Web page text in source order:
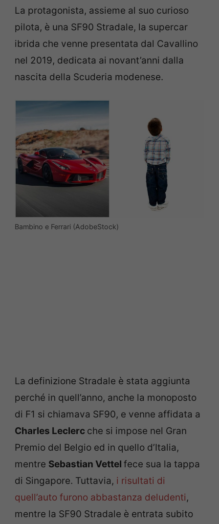
La protagonista, assieme al suo curioso
pilota, è una SF90 Stradale, la supercar
ibrida che venne presentata dal Cavallino
nel 2019, dedicata ai novant’anni dalla
nascita della Scuderia modenese.
Bambino e Ferrari (AdobeStock)
La definizione Stradale è stata aggiunta
perché in quell’anno, anche la monoposto
di F1 si chiamava SF90, e venne affidata a
Charles Leclerc che si impose nel Gran
Premio del Belgio ed in quello d’Italia,
mentre Sebastian Vettel fece sua la tappa
di Singapore. Tuttavia, i risultati di
quell’auto furono abbastanza deludenti,
mentre la SF90 Stradale è entrata subito